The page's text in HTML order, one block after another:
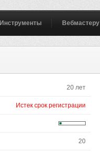
Инструменты Вебмастеру
20 лет
Истек срок регистрации
20